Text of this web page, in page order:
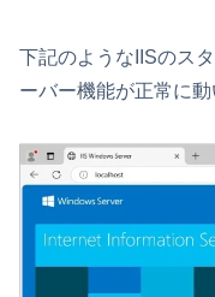
下記のようなIISのス
ーバー機能が正常に動